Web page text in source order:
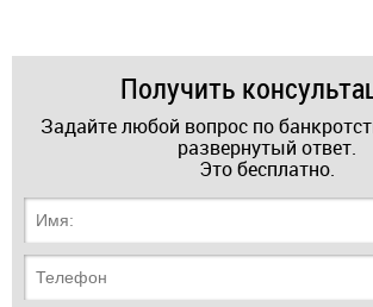
Получить
Задайте любой вопрос по
развернутый ответ.
Это бесплатно.